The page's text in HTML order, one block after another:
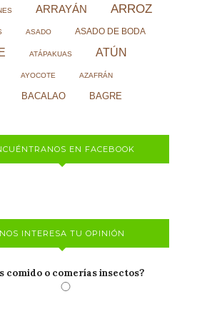
ARRAYÁN ARROZ
ASADO ASADO DE BODA
ATÁPAKUAS ATÚN
AYOCOTE AZAFRÁN
BACALAO BAGRE
EN FACEBOOK
NOS INTERESA TU OPINIÓN
comido o comerías insectos?